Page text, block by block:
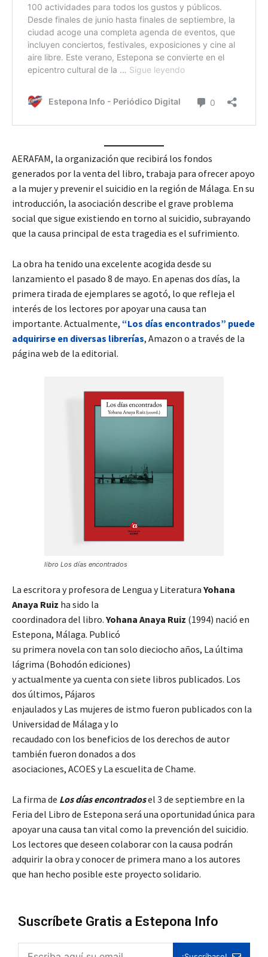
AERAFAM, la organización que recibirá los fondos
generados por la venta del libro, trabaja para ofrecer apoyo
a la mujer y prevenir el suicidio en la región de Málaga. En su
introducción, la asociación describe el grave problema
social que sigue existiendo en torno al suicidio, subrayando
que la causa principal de esta tragedia es el sufrimiento.
La obra ha tenido una excelente acogida desde su
lanzamiento el pasado 8 de mayo. En apenas dos días, la
primera tirada de ejemplares se agotó, lo que refleja el
interés de los lectores por apoyar una causa tan
importante. Actualmente, “Los días encontrados” puede
adquirirse en diversas librerías, Amazon o a través de la
página web de la editorial.
libro Los días encontrados
La escritora y profesora de Lengua y Literatura Yohana
Anaya Ruiz ha sido la
coordinadora del libro. Yohana Anaya Ruiz (1994) nació en
Estepona, Málaga. Publicó
su primera novela con tan solo dieciocho años, La última
lágrima (Bohodón ediciones)
y actualmente ya cuenta con siete libros publicados. Los
dos últimos, Pájaros
enjaulados y Las mujeres de istmo fueron publicados con la
Universidad de Málaga y lo
recaudado con los beneficios de los derechos de autor
también fueron donados a dos
asociaciones, ACOES y La escuelita de Chame.
La firma de Los días encontradosel 3 de septiembre en la
Feria del Libro de Estepona será una oportunidad única para
apoyar una causa tan vital como la prevención del suicidio.
Los lectores que deseen colaborar con la causa podrán
adquirir la obra y conocer de primera mano a los autores
que han hecho posible este proyecto solidario.
Suscríbete Gratis a Estepona Info